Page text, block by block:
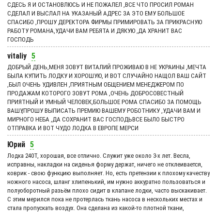
СДЕСЬ Я И ОСТАНОВЛЮСЬ И НЕ ПОЖАЛЕЛ ,ВСЕ ЧТО ПРОСИЛ РОМАН
СДЕЛАЛ И ВЫСЛАЛ НА УКАЗАНЫЙ АДРЕС ЗА ЭТО ЕМУ БОЛЬШОЕ
СПАСИБО ,ПРОШУ ДЕРЕКТОРА ФИРМЫ ПРИМИРОВАТЬ ЗА ПРИКРАСНУЮ
РАБОТУ РОМАНА,УДАЧИ ВАМ РЕБЯТА И ДЯКУЮ ,ДА ХРАНИТ ВАС
ГОСПОДЬ
vitaliy 5
ДОБРЫЙ ДЕНЬ,МЕНЯ ЗОВУТ ВИТАЛИЙ ПРОЖИВАЮ В НЕ УКРАИНЫ ,МЕЧТА
БЫЛА КУПИТЬ ЛОДКУ И ХОРОШУЮ, И ВОТ СЛУЧАЙНО НАЩОЛ ВАШ САЙТ
,БЫЛ ОЧЕНЬ УДИВЛЕН ,ПРИЯТНЫМ ОБЩЕНИЕМ МЕНЕДЖЕРОМ ПО
ПРОДАЖАМ КОТОРОГО ЗОВУТ РОМА ,ОЧЕНЬ ДОБРОСОВЕСТНЫЙ
ПРИЯТНЫЙ И УМНЫЙ ЧЕЛОВЕК,БОЛЬШОЕ РОМА СПАСИБО ЗА ПОМОЩЬ
ВАШУ,ПРОШУ ВЫПИСАТЬ ПРЕМИЮ ВАШЕМУ РОБОТНИКУ ,УДАЧИ ВАМ И
МИРНОГО НЕБА ,ДА СОХРАНИТ ВАС ГОСПОДЬВСЕ БЫЛО БЫСТРО
ОТПРАВКА И ВОТ ЧУДО ЛОДКА В ЕВРОПЕ МЕРСИ
Юрий 5
Лодка 240Т, хорошая, все отлично. Служит уже около 3-х лет. Весла,
исправны, накладки на сиденья форму держат, ничего не отклеивается,
коврик - свою функцию выполняет. Но, есть претензии к плохому качеству
ножного насоса, шланг хлипенький, им нужно аккуратно пользоваться и
полуоборотный разьём плохо сидит в клапане лодки, часто выскакивает.
С этим мерился пока не протерлась ткань насоса в нескольких местах и
стала пропускать воздух. Она сделана из какой-то плотной ткани,